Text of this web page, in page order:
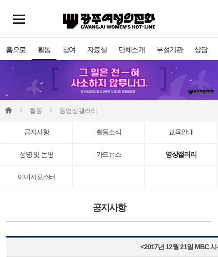
홈으로 활동 참여 자료실 단체소개 부설기관 상담
활동 동영상갤러리
공지사항 활동소식 교육안내
성명 및 논평 카드뉴스 영상갤러리
이미지포스터
공지사항
<2017년 12월 21일 MBC